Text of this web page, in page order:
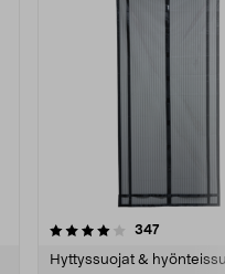
347arvostelut
Hyttyssuojat &
4.0 viidestä